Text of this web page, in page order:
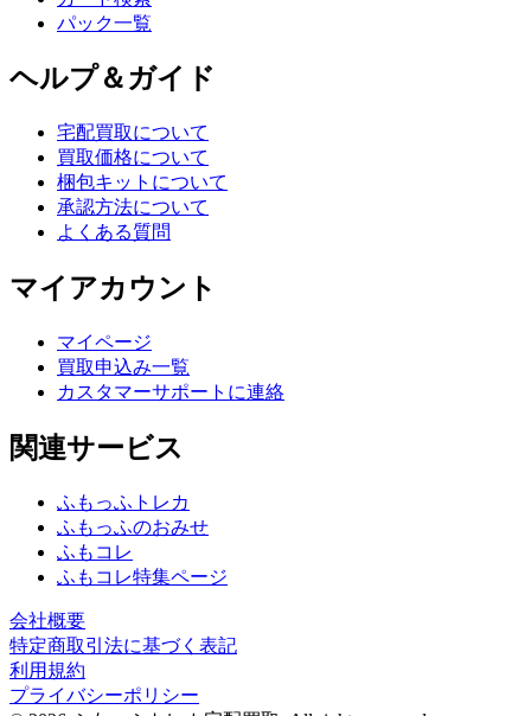
パック一覧
ヘルプ＆ガイド
宅配買取について
買取価格について
梱包キットについて
承認方法について
よくある質問
マイアカウント
マイページ
買取申込み一覧
カスタマーサポートに連絡
関連サービス
ふもっふトレカ
ふもっふのおみせ
ふもコレ
ふもコレ特集ページ
会社概要
特定商取引法に基づく表記
利用規約
プライバシーポリシー